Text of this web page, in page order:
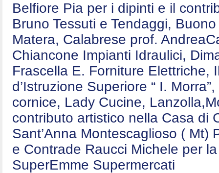
Belfiore Pia per i dipinti e il
Bruno Tessuti e Tendaggi,
Matera, Calabrese prof.
Chiancone Impianti Idraulici,
Frascella E. Forniture Elettriche,
d’Istruzione Superiore “ I.
cornice, Lady Cucine,
contributo artistico nella Casa di
Sant’Anna Montescaglioso ( Mt)
e Contrade Raucci Michele per
SuperEmme Supermercati